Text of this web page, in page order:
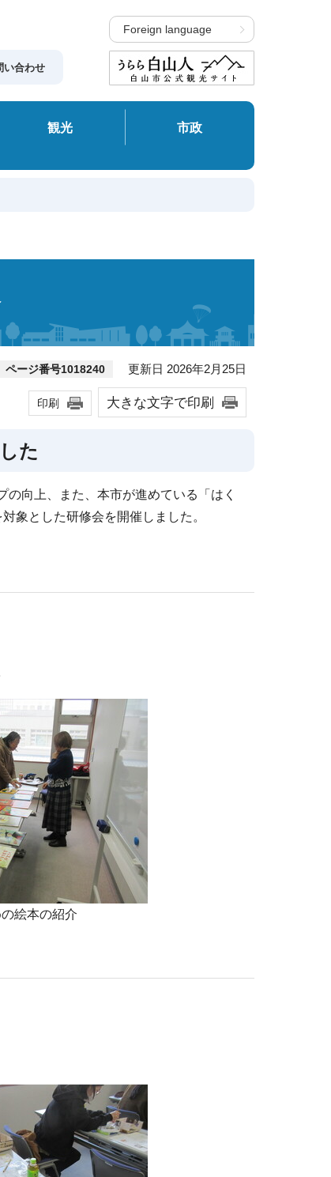
い合わせ
Foreign language
観光 市政
ページ番号1018240 更新日 2026年2月25日
印刷 大きな文字で印刷
た
向上、また、本市が進めている「はく
象とした研修会を開催しました。
絵本の紹介